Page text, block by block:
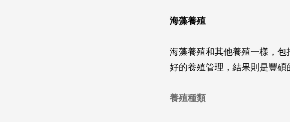
海藻養殖
海藻養殖和其他養殖一樣，
好的養殖管理，結果則是豐碩
養殖種類